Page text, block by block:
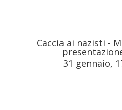
Caccia ai nazisti -
31 gennaio,